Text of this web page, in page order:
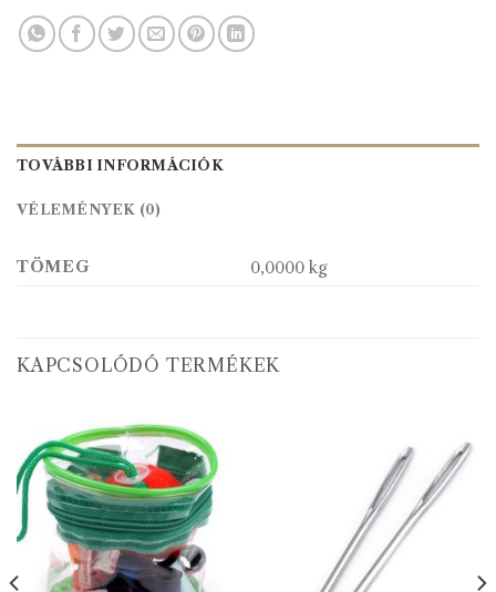
TOVÁBBI INFORMÁCIÓK
VÉLEMÉNYEK (0)
TÖMEG 0,0000 kg
KAPCSOLÓDÓ TERMÉKEK